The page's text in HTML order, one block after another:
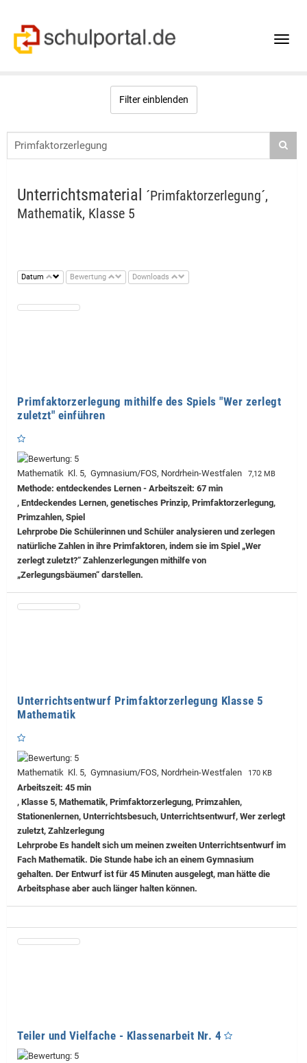
Toggle
Filter einblenden
Unterrichtsmaterial ´Primfaktorzerlegung´,
Mathematik, Klasse 5
Datum Bewertung Downloads
Primfaktorzerlegung mithilfe des Spiels "Wer zerlegt
zuletzt" einführen
Mathematik Kl. 5, Gymnasium/FOS, Nordrhein-Westfalen 7,12 MB
Methode: entdeckendes Lernen - Arbeitszeit: 67 min
, Entdeckendes Lernen, genetisches Prinzip, Primfaktorzerlegung,
Primzahlen, Spiel
Lehrprobe Die Schülerinnen und Schüler analysieren und zerlegen
natürliche Zahlen in ihre Primfaktoren, indem sie im Spiel „Wer
zerlegt zuletzt?“ Zahlenzerlegungen mithilfe von
„Zerlegungsbäumen“ darstellen.
Unterrichtsentwurf Primfaktorzerlegung Klasse 5
Mathematik
Mathematik Kl. 5, Gymnasium/FOS, Nordrhein-Westfalen 170 KB
Arbeitszeit: 45 min
, Klasse 5, Mathematik, Primfaktorzerlegung, Primzahlen,
Stationenlernen, Unterrichtsbesuch, Unterrichtsentwurf, Wer zerlegt
zuletzt, Zahlzerlegung
Lehrprobe Es handelt sich um meinen zweiten Unterrichtsentwurf im
Fach Mathematik. Die Stunde habe ich an einem Gymnasium
gehalten. Der Entwurf ist für 45 Minuten ausgelegt, man hätte die
Arbeitsphase aber auch länger halten können.
Teiler und Vielfache - Klassenarbeit Nr. 4